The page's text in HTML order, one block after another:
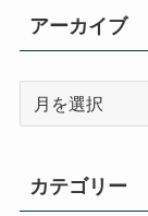
アーカイブ
ブ
カテゴリー